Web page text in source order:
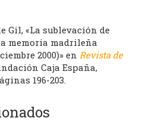
Gil, «La sublevación de
memoria madrileña
2000)» en Revista de
Caja España,
196-203.